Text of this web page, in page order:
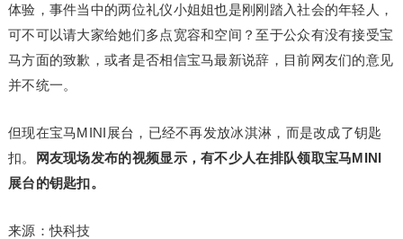
体验，事件当中的两位礼仪小姐姐也是刚刚踏入社会的年轻人，
可不可以请大家给她们多点宽容和空间？至于公众有没有接受宝
马方面的致歉，或者是否相信宝马最新说辞，目前网友们的意见
并不统一。
但现在宝马MINI展台，已经不再发放冰淇淋，而是改成了钥匙
扣。
网友现场发布的视频显示，有不少人在排队领取宝马MINI
展台的钥匙扣。
来源：快科技